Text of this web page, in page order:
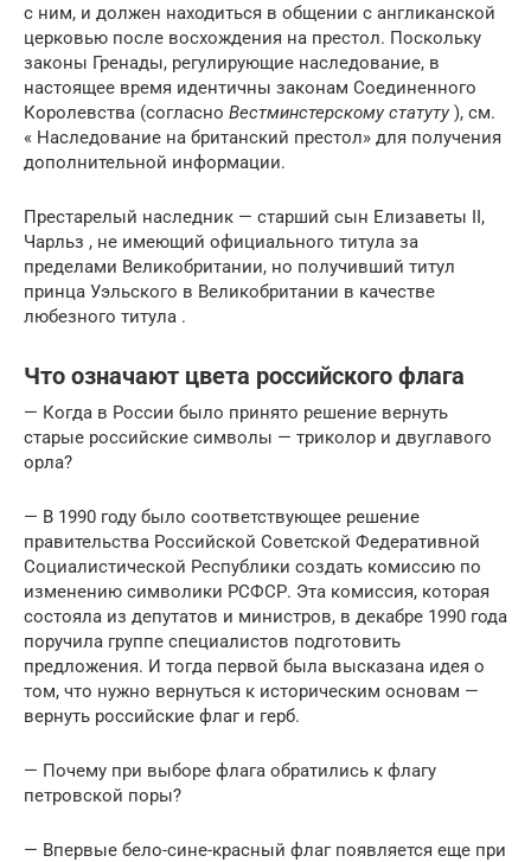
с ним, и должен находиться в общении с англиканской
церковью после восхождения на престол. Поскольку
законы Гренады, регулирующие наследование, в
настоящее время идентичны законам Соединенного
Королевства (согласно Вестминстерскому статуту), см.
« Наследование на британский престол» для получения
дополнительной информации.
Престарелый наследник — старший сын Елизаветы II,
Чарльз , не имеющий официального титула за
пределами Великобритании, но получивший титул
принца Уэльского в Великобритании в качестве
любезного титула .
Что означают цвета российского флага
— Когда в России было принято решение вернуть
старые российские символы — триколор и двуглавого
орла?
— В 1990 году было соответствующее решение
правительства Российской Советской Федеративной
Социалистической Республики создать комиссию по
изменению символики РСФСР. Эта комиссия, которая
состояла из депутатов и министров, в декабре 1990 года
поручила группе специалистов подготовить
предложения. И тогда первой была высказана идея о
том, что нужно вернуться к историческим основам —
вернуть российские флаг и герб.
— Почему при выборе флага обратились к флагу
петровской поры?
— Впервые бело-сине-красный флаг появляется еще при